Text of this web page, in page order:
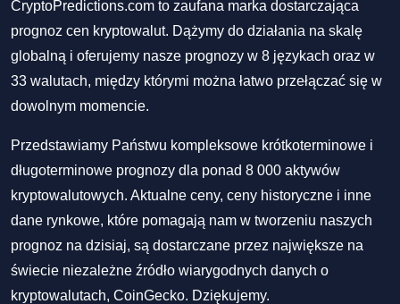
CryptoPredictions.com to zaufana marka dostarczająca
prognoz cen kryptowalut. Dążymy do działania na skalę
globalną i oferujemy nasze prognozy w 8 językach oraz w
33 walutach, między którymi można łatwo przełączać się w
dowolnym momencie.
Przedstawiamy Państwu kompleksowe krótkoterminowe i
długoterminowe prognozy dla ponad 8 000 aktywów
kryptowalutowych. Aktualne ceny, ceny historyczne i inne
dane rynkowe, które pomagają nam w tworzeniu naszych
prognoz na dzisiaj, są dostarczane przez największe na
świecie niezależne źródło wiarygodnych danych o
kryptowalutach, CoinGecko. Dziękujemy.